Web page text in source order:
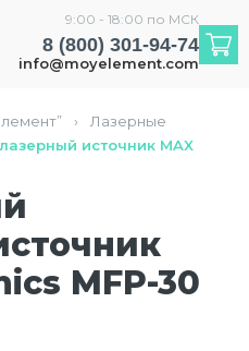
9:00 - 18:00 по МСК
8 (800) 301-94-74
info@moyelement.com
›
Лазерные
источник MAX
MFP-30